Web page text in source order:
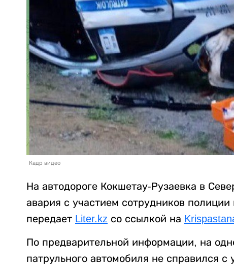
Кадр видео
На автодороге Кокшетау-Рузаевка в
авария с участием сотрудников полиции
передает Liter.kz со ссылкой на
По предварительной информации, на
патрульного автомобиля не справился